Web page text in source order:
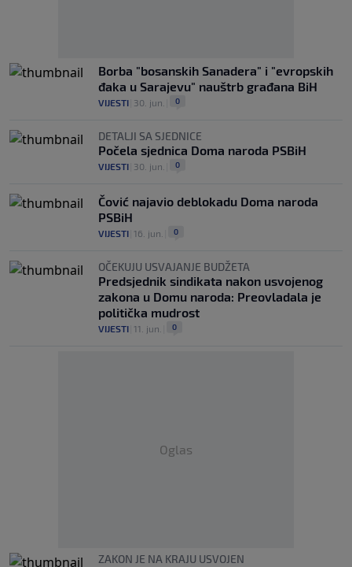
Borba "bosanskih Sanadera" i "evropskih
đaka u Sarajevu" nauštrb građana BiH
VIJESTI 30. jun. 0
DETALJI SA SJEDNICE
Počela sjednica Doma naroda PSBiH
VIJESTI 30. jun. 0
Čović najavio deblokadu Doma naroda
PSBiH
VIJESTI 16. jun. 0
OČEKUJU USVAJANJE BUDŽETA
Predsjednik sindikata nakon usvojenog
zakona u Domu naroda: Preovladala je
politička mudrost
VIJESTI 11. jun. 0
Oglas
ZAKON JE NA KRAJU USVOJEN